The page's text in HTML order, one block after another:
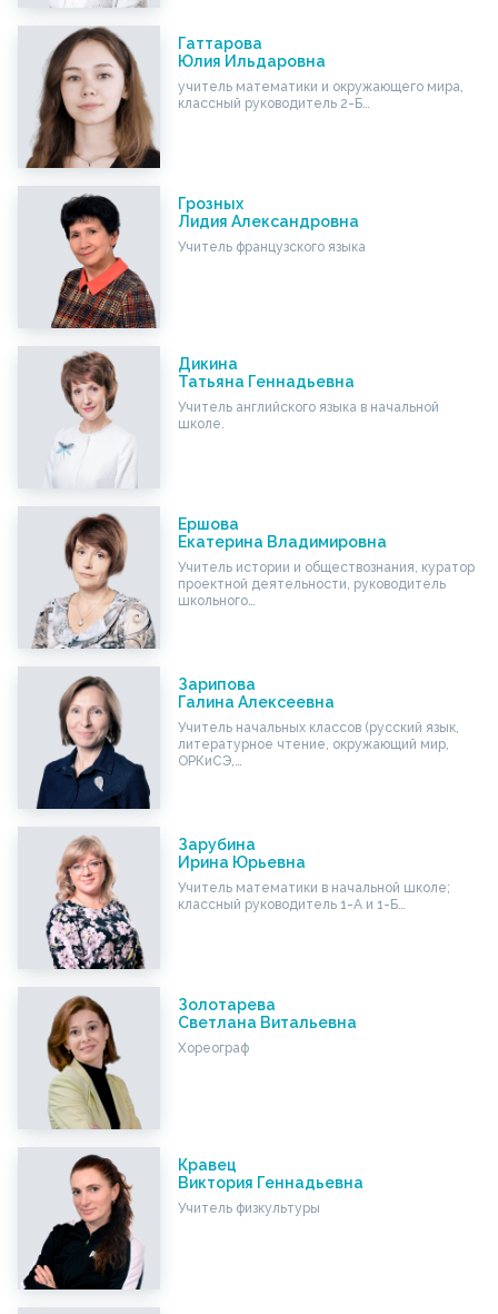
Гаттарова
Юлия Ильдаровна
учитель математики и окружающего мира,
классный руководитель 2-Б…
Грозных
Лидия Александровна
Учитель французского языка
Дикина
Татьяна Геннадьевна
Учитель английского языка в начальной
школе.
Ершова
Екатерина Владимировна
Учитель истории и обществознания, куратор
проектной деятельности, руководитель
школьного…
Зарипова
Галина Алексеевна
Учитель начальных классов (русский язык,
литературное чтение, окружающий мир,
ОРКиСЭ,…
Зарубина
Ирина Юрьевна
Учитель математики в начальной школе;
классный руководитель 1-А и 1-Б…
Золотарева
Светлана Витальевна
Хореограф
Кравец
Виктория Геннадьевна
Учитель физкультуры